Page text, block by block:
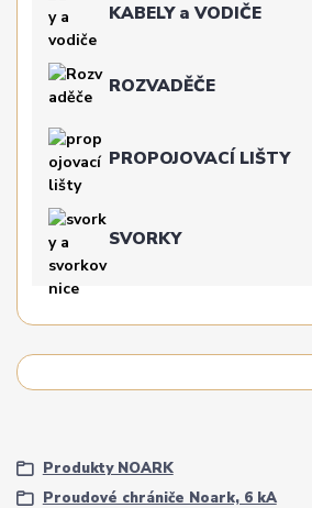
KABELY a VODIČE
ROZVADĚČE
PROPOJOVACÍ LIŠTY
SVORKY
Produkty NOARK
Proudové chrániče Noark, 6 kA